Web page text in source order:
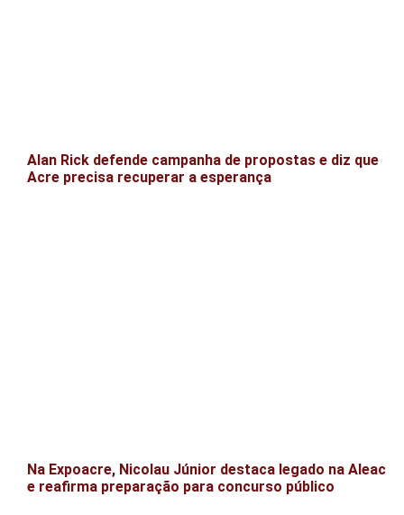
Alan Rick defende campanha de propostas e diz que
Acre precisa recuperar a esperança
Na Expoacre, Nicolau Júnior destaca legado na Aleac
e reafirma preparação para concurso público